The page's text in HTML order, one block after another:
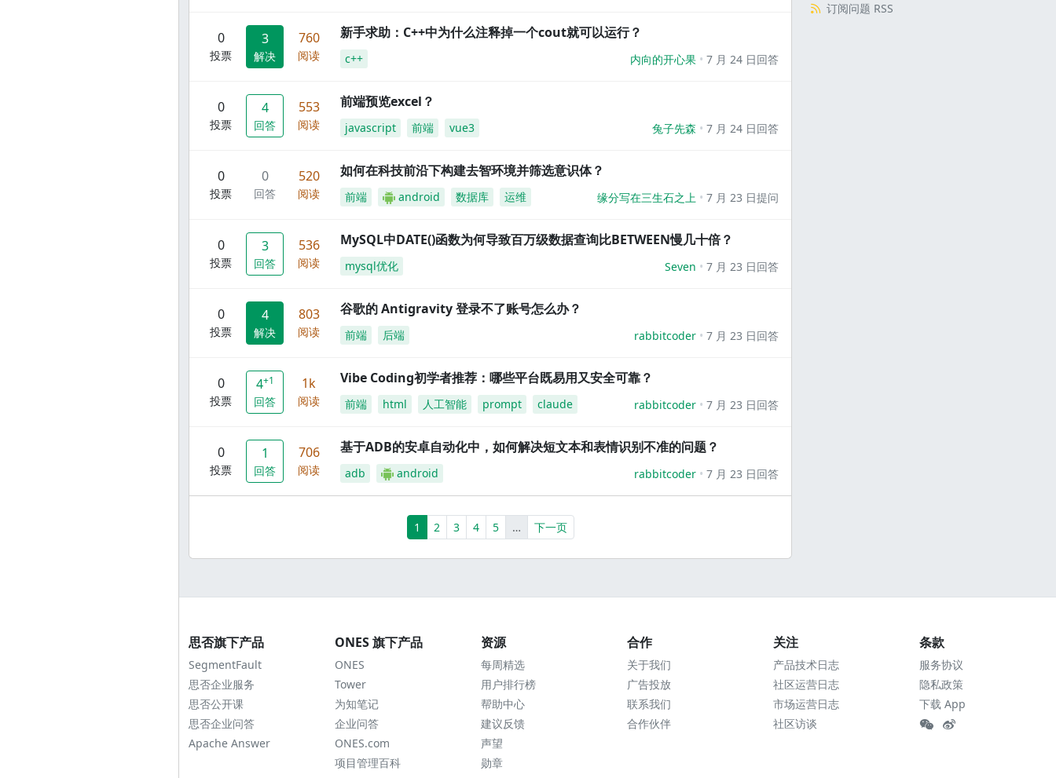
0
投票
3
解决
760
阅读
新手求助：C++中为什么注释掉一个cout就可以运行？
c++ 内向的开心果 7 月 24 日回答
0
投票
4
回答
553
阅读
前端预览excel？
javascript 前端 vue3 兔子先森 7 月 24 日回答
0
投票
0
回答
520
阅读
如何在科技前沿下构建去智环境并筛选意识体？
前端 android 数据库 运维 缘分写在三生石之上 7 月 23 日提问
0
投票
3
回答
536
阅读
MySQL中DATE()函数为何导致百万级数据查询比BETWEEN慢几十倍？
mysql优化 Seven 7 月 23 日回答
0
投票
4
解决
803
阅读
谷歌的 Antigravity 登录不了账号怎么办？
前端 后端 rabbitcoder 7 月 23 日回答
0
投票
4+1
回答
1k
阅读
Vibe Coding初学者推荐：哪些平台既易用又安全可靠？
前端 html 人工智能 prompt claude rabbitcoder 7 月 23 日回答
0
投票
1
回答
706
阅读
基于ADB的安卓自动化中，如何解决短文本和表情识别不准的问题？
adb android rabbitcoder 7 月 23 日回答
1 (current)
2 3 4 5 …More下一页
订阅问题 RSS
思否旗下产品
SegmentFault
思否企业服务
思否公开课
思否企业问答
Apache Answer
ONES 旗下产品
ONES
Tower
为知笔记
企业问答
ONES.com
项目管理百科
资源
每周精选
用户排行榜
帮助中心
建议反馈
声望
勋章
合作
关于我们
广告投放
联系我们
合作伙伴
关注
产品技术日志
社区运营日志
市场运营日志
社区访谈
条款
服务协议
隐私政策
下载 App